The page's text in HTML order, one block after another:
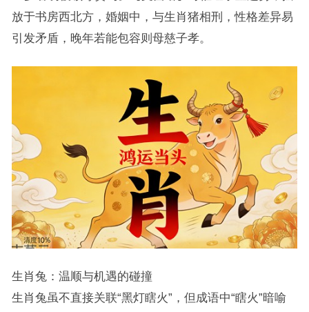
放于书房西北方，婚姻中，与生肖猪相刑，性格差异易
引发矛盾，晚年若能包容则母慈子孝。
生肖兔：温顺与机遇的碰撞
生肖兔虽不直接关联“黑灯瞎火”，但成语中“瞎火”暗喻